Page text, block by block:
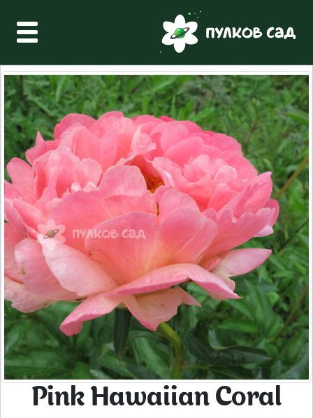
Pink Hawaiian Coral